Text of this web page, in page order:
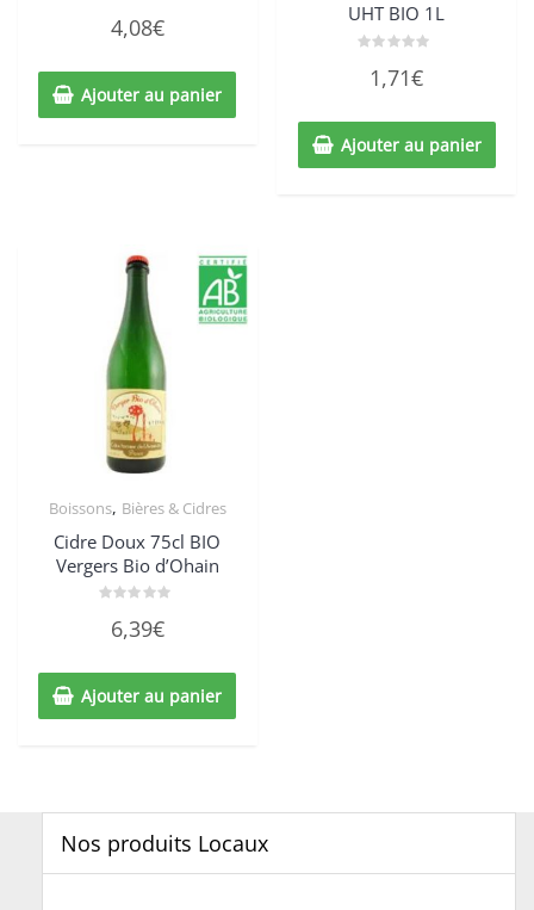
sur
4,08€
Ajouter au panier
UHT BIO 1L
sur
1,71€
Ajouter au panier
Boissons, Bières & Cidres
Cidre Doux 75cl BIO
Vergers Bio d’Ohain
sur
6,39€
Ajouter au panier
Nos produits Locaux